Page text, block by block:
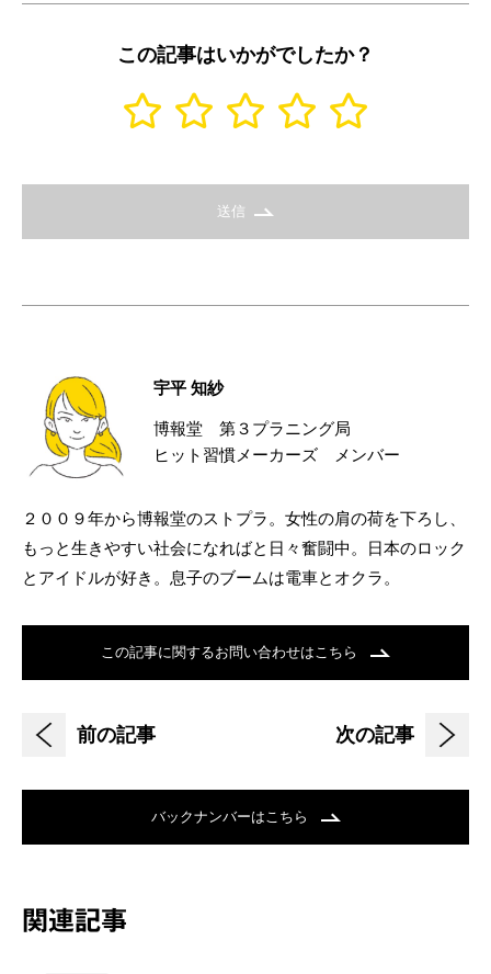
この記事はいかがでしたか？
送信
宇平 知紗
博報堂 第３プラニング局
ヒット習慣メーカーズ メンバー
２００９年から博報堂のストプラ。女性の肩の荷を下ろし、
もっと生きやすい社会になればと日々奮闘中。日本のロック
とアイドルが好き。息子のブームは電車とオクラ。
この記事に関するお問い合わせはこちら
前の記事 次の記事
バックナンバーはこちら
関連記事